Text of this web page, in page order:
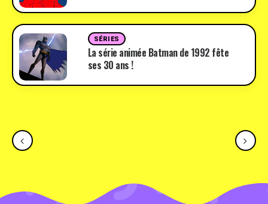
SÉRIES
La série animée Batman de 1992 fête
ses 30 ans !